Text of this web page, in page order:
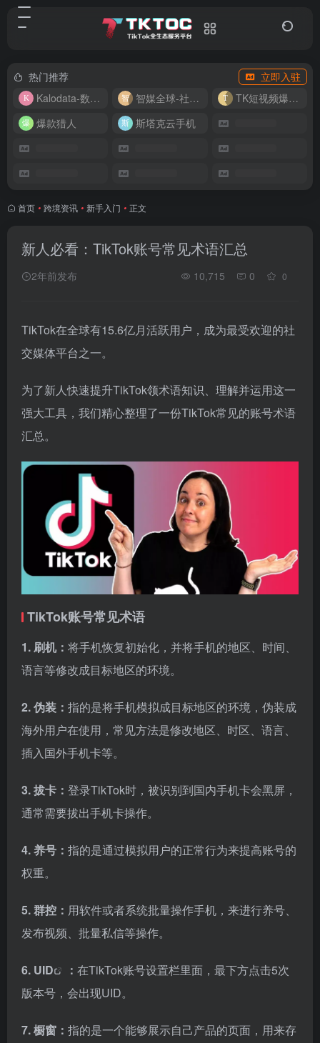
热门推荐
立即入驻
Kalodata-数据分析平台
智媒全球-社媒管理平台
TK短视频爆款复刻
爆款猎人
斯塔克云手机
首页 • 跨境资讯 • 新手入门 • 正文
新人必看：TikTok账号常见术语汇总
2年前发布 10,715 0 0
TikTok在全球有15.6亿月活跃用户，成为最受欢迎的社
交媒体平台之一。
为了新人快速提升TikTok领术语知识、理解并运用这一
强大工具，我们精心整理了一份TikTok常见的账号术语
汇总。
TikTok账号常见术语
1. 刷机： 将手机恢复初始化，并将手机的地区、时间、
语言等修改成目标地区的环境。
2. 伪装： 指的是将手机模拟成目标地区的环境，伪装成
海外用户在使用，常见方法是修改地区、时区、语言、
插入国外手机卡等。
3. 拔卡： 登录TikTok时，被识别到国内手机卡会黑屏，
通常需要拔出手机卡操作。
4. 养号： 指的是通过模拟用户的正常行为来提高账号的
权重。
5. 群控： 用软件或者系统批量操作手机，来进行养号、
发布视频、批量私信等操作。
6. UID ： 在TikTok账号设置栏里面，最下方点击5次
版本号，会出现UID。
7. 橱窗： 指的是一个能够展示自己产品的页面，用来存